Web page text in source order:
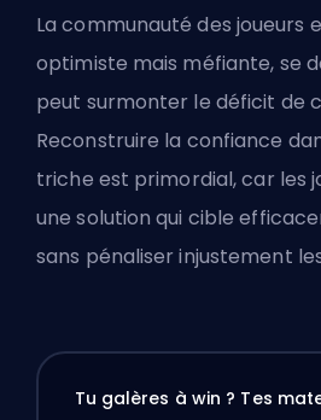
La communauté des joueurs
optimiste mais méfiante, se
peut surmonter le déficit de
Reconstruire la confiance
triche est primordial, car les
une solution qui cible
sans pénaliser injustement
Tu galères à win ? Tes